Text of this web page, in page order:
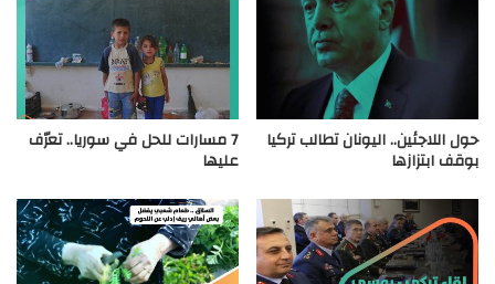
حول اللاجئين.. اليونان تطالب تركيا
بوقف ابتزازها
7 مسارات للحل في سوريا.. تعرّف
عليها